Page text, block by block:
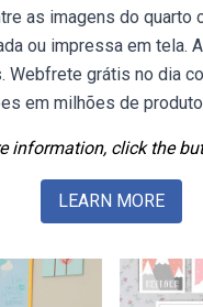
as imagens do
ou impressa em tela.
grátis no dia
em milhões de
information, click the
LEARN MORE